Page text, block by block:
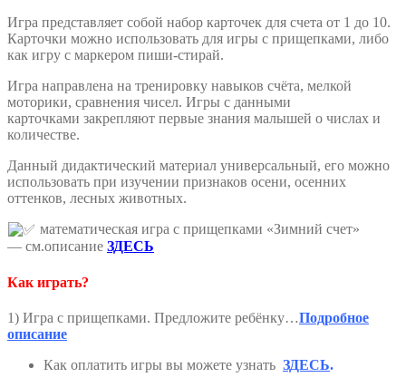
прищепками
Игра представляет собой набор карточек для счета от 1 до 10.
Карточки можно использовать для игры с прищепками, либо
как игру с маркером пиши-стирай.
Игра направлена на тренировку навыков счёта, мелкой
моторики, сравнения чисел. Игры с данными
карточками закрепляют первые знания малышей о числах и
количестве.
Данный дидактический материал универсальный, его можно
использовать при изучении признаков осени, осенних
оттенков, лесных животных.
математическая игра с прищепками «Зимний счет»
— см.описание ЗДЕСЬ
Как играть?
1) Игра с прищепками. Предложите ребёнку…Подробное
описание
Как оплатить игры вы можете узнать ЗДЕСЬ.